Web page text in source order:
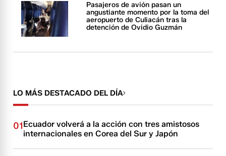
Pasajeros de avión pasan un
angustiante momento por la toma del
aeropuerto de Culiacán tras la
detención de Ovidio Guzmán
LO MÁS DESTACADO DEL DÍA
01Ecuador volverá a la acción con tres amistosos
internacionales en Corea del Sur y Japón